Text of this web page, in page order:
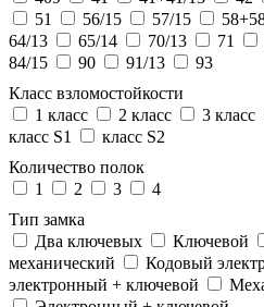
51
56/15 57/15
64/13
65/14 70/13 71
84/15
90 91/13
93
Класс взломостойкости
1 класс
2 класс 3 класс
класс S1
класс S2
Количество полок
1
2 3
4
Тип замка
Два ключевых
Ключевой
механический
Кодовый
электронный + ключевой